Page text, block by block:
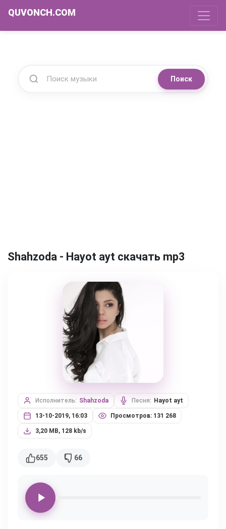
QUVONCH.COM
Поиск
Shahzoda - Hayot ayt скачать mp3
Исполнитель: Shahzoda Песня: Hayot ayt
13-10-2019, 16:03 Просмотров: 131 268
3,20 MB, 128 kb/s
655 66